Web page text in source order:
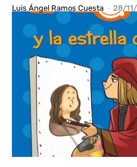
Luis Ángel Ramos Cuesta - 28/